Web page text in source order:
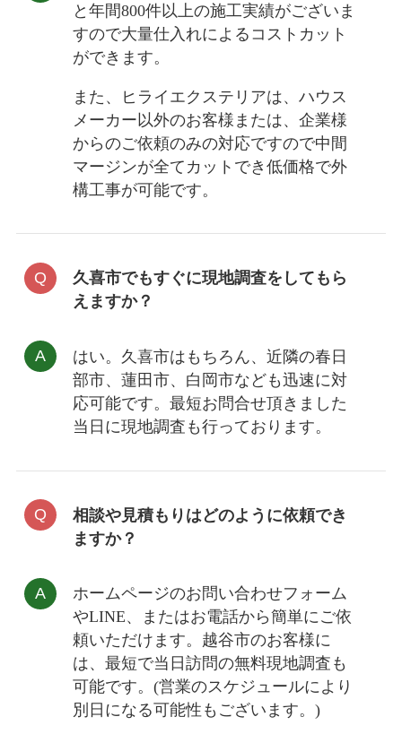
と年間800件以上の施工実績がございま
すので大量仕入れによるコストカット
ができます。
また、ヒライエクステリアは、ハウス
メーカー以外のお客様または、企業様
からのご依頼のみの対応ですので中間
マージンが全てカットでき低価格で外
構工事が可能です。
久喜市でもすぐに現地調査をしてもら
えますか？
はい。久喜市はもちろん、近隣の春日
部市、蓮田市、白岡市なども迅速に対
応可能です。最短お問合せ頂きました
当日に現地調査も行っております。
相談や見積もりはどのように依頼でき
ますか？
ホームページのお問い合わせフォーム
やLINE、またはお電話から簡単にご依
頼いただけます。越谷市のお客様に
は、最短で当日訪問の無料現地調査 も
可能です。(営業のスケジュールにより
別日になる可能性もございます。)